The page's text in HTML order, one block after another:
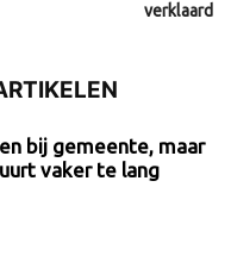
verklaard
bij gemeente, maar
vaker te lang